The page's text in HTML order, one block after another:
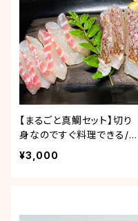
【まるごと真鯛セット】切り
身なのですぐ料理できる/養
殖鯛No1の愛媛からお届
け！
¥3,000